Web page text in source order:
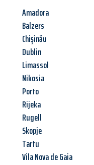
Amadora
Balzers
Chișinău
Dublin
Limassol
Nikosia
Porto
Rijeka
Rugell
Skopje
Tartu
Vila Nova de Gaia